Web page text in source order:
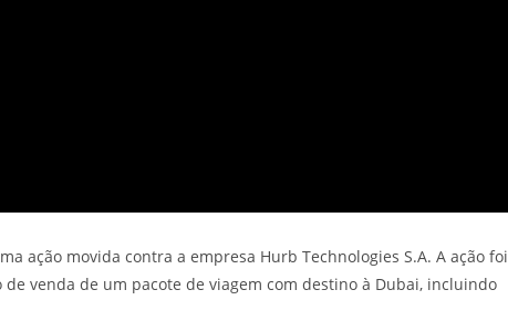
ação movida contra a empresa Hurb Technologies S.A. A ação foi
venda de um pacote de viagem com destino à Dubai, incluindo